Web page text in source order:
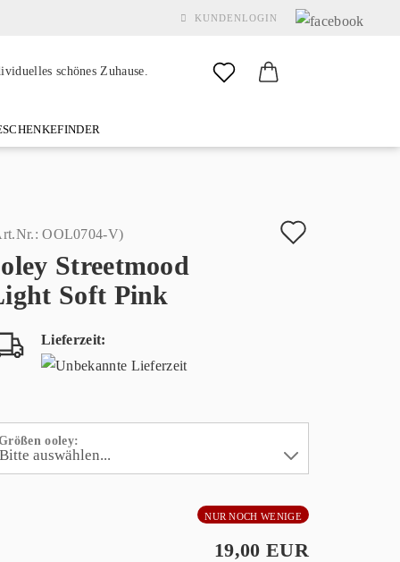
KUNDENLOGIN
Konto erstellen
Passwort vergessen?
schönes Zuhause.
OOL0704-V)
Streetmood
Soft Pink
Lieferzeit:
ooley:
NUR NOCH WENIGE
19,00 EUR